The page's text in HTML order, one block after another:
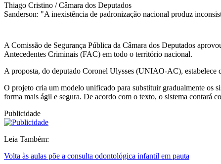
Thiago Cristino / Câmara dos Deputados
Sanderson: "A inexistência de padronização nacional produz
A Comissão de Segurança Pública da Câmara dos Deputados
Antecedentes Criminais (FAC) em todo o território nacional.
A proposta, do deputado Coronel Ulysses (UNIAO-AC), estabelece
O projeto cria um modelo unificado para substituir gradualmente os
forma mais ágil e segura. De acordo com o texto, o sistema contará
Publicidade
Leia Também:
Volta às aulas põe a consulta odontológica infantil em pauta